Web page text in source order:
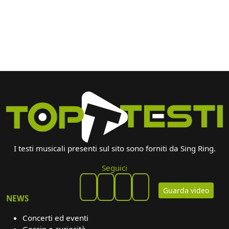
Guarda video
I testi musicali presenti sul sito sono forniti da Sing Ring.
Seguici
NEWS
Concerti ed eventi